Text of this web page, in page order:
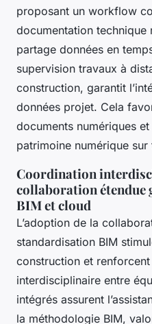
proposant un workflow
documentation technique
partage données en
supervision travaux à
construction, garantit
données projet. Cela
documents numériques
patrimoine numérique
Coordination
collaboration étendue
BIM et cloud
L’adoption de la
standardisation BIM
construction et
interdisciplinaire entre
intégrés assurent
la méthodologie BIM,